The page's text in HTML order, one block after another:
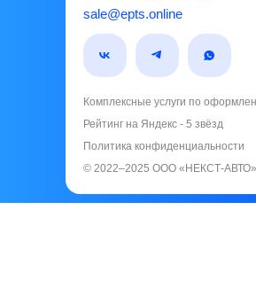
Комплексные услуги по
© 2022–2025 ООО «НЕКСТ-АВТО»
Рейтинг на Яндекс - 5 звёзд️
Политика конфиденциальности
sale@epts.online